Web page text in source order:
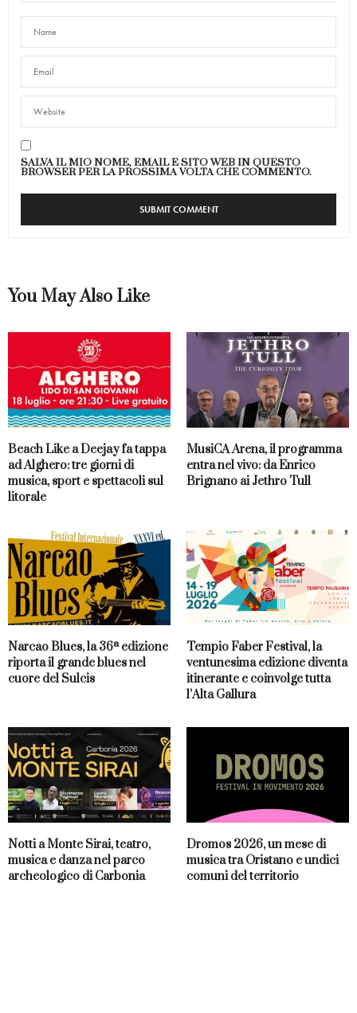
SALVA IL MIO NOME, EMAIL E SITO WEB IN QUESTO
BROWSER PER LA PROSSIMA VOLTA CHE COMMENTO.
You May Also Like
Beach Like a Deejay fa tappa
ad Alghero: tre giorni di
musica, sport e spettacoli sul
litorale
MusiCA Arena, il programma
entra nel vivo: da Enrico
Brignano ai Jethro Tull
Narcao Blues, la 36ª edizione
riporta il grande blues nel
cuore del Sulcis
Tempio Faber Festival, la
ventunesima edizione diventa
itinerante e coinvolge tutta
l’Alta Gallura
Notti a Monte Sirai, teatro,
musica e danza nel parco
archeologico di Carbonia
Dromos 2026, un mese di
musica tra Oristano e undici
comuni del territorio